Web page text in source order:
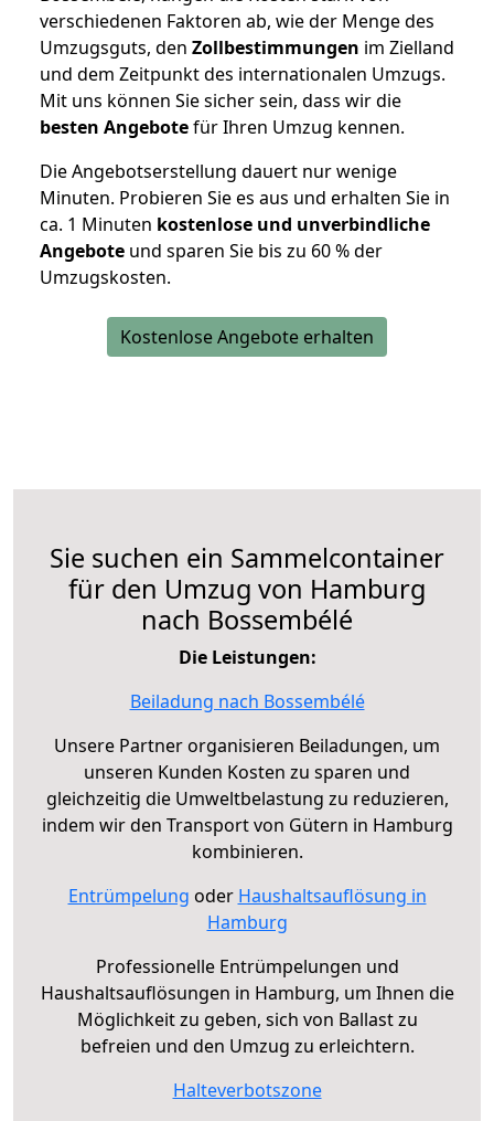
verschiedenen Faktoren ab, wie der Menge des
Umzugsguts, den Zollbestimmungen im Zielland
und dem Zeitpunkt des internationalen Umzugs.
Mit uns können Sie sicher sein, dass wir die
besten Angebotefür Ihren Umzug kennen.
Die Angebotserstellung dauert nur wenige
Minuten. Probieren Sie es aus und erhalten Sie in
ca. 1 Minuten kostenlose und unverbindliche
Angebote und sparen Sie bis zu 60 % der
Umzugskosten.
Kostenlose Angebote erhalten
Sie suchen ein Sammelcontainer
für den Umzug von Hamburg
nach Bossembélé
Die Leistungen:
Beiladung nach Bossembélé
Unsere Partner organisieren Beiladungen, um
unseren Kunden Kosten zu sparen und
gleichzeitig die Umweltbelastung zu reduzieren,
indem wir den Transport von Gütern in Hamburg
kombinieren.
Entrümpelung oder Haushaltsauflösung in
Hamburg
Professionelle Entrümpelungen und
Haushaltsauflösungen in Hamburg, um Ihnen die
Möglichkeit zu geben, sich von Ballast zu
befreien und den Umzug zu erleichtern.
Halteverbotszone